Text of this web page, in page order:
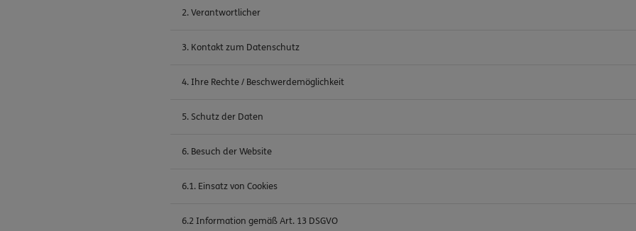
2. Verantwortlicher
3. Kontakt zum Datenschutz
4. Ihre Rechte / Beschwerdemöglichkeit
5. Schutz der Daten
6. Besuch der Website
6.1. Einsatz von Cookies
6.2 Information gemäß Art. 13 DSGVO